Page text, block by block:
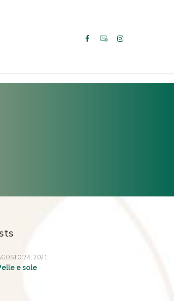
24, 2021
e sole